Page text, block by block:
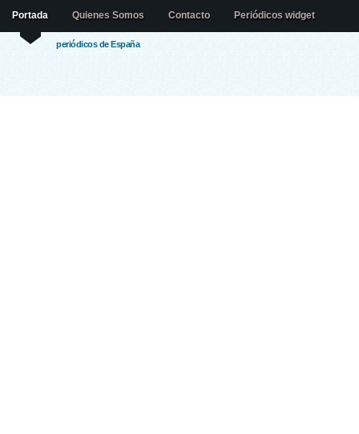
periódicos de España
Portada Quienes Somos Contacto Periódicos widget